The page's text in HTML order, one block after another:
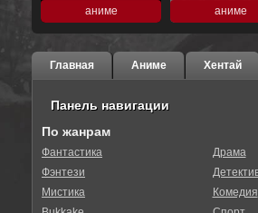
аниме аниме
Главная Аниме Хентай
Панель навигации
По жанрам
Фантастика
Фэнтези
Мистика
Драма
Комедия